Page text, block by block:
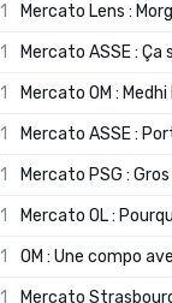
Mercato Lens :
Mercato ASSE : Ça
Mercato OM :
Mercato ASSE :
Mercato PSG :
Mercato OL :
OM : Une compo
Mercato